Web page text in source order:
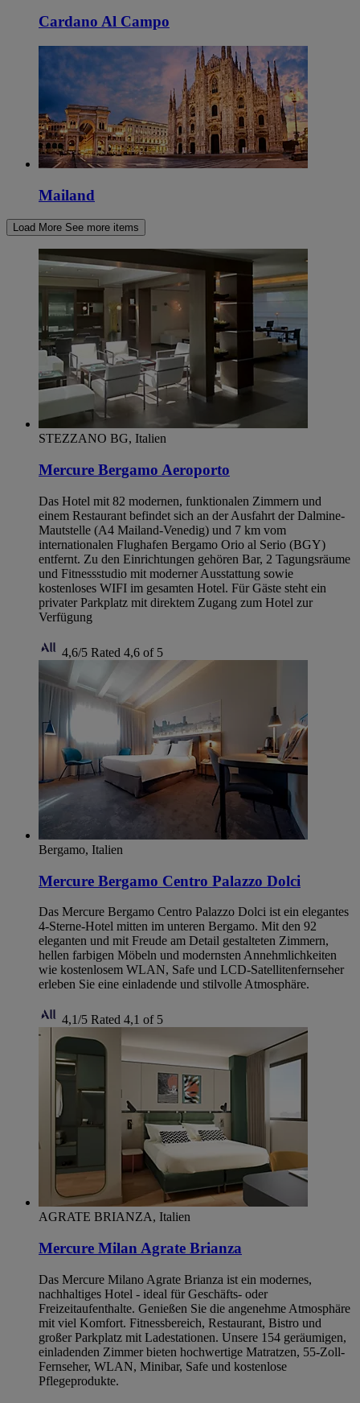
Cardano Al Campo
Mailand
Load More See more items
STEZZANO BG, Italien
Mercure Bergamo Aeroporto
Das Hotel mit 82 modernen, funktionalen Zimmern und
einem Restaurant befindet sich an der Ausfahrt der Dalmine-
Mautstelle (A4 Mailand-Venedig) und 7 km vom
internationalen Flughafen Bergamo Orio al Serio (BGY)
entfernt. Zu den Einrichtungen gehören Bar, 2 Tagungsräume
und Fitnessstudio mit moderner Ausstattung sowie
kostenloses WIFI im gesamten Hotel. Für Gäste steht ein
privater Parkplatz mit direktem Zugang zum Hotel zur
Verfügung
4,6/5 Rated 4,6 of 5
Bergamo, Italien
Mercure Bergamo Centro Palazzo Dolci
Das Mercure Bergamo Centro Palazzo Dolci ist ein elegantes
4-Sterne-Hotel mitten im unteren Bergamo. Mit den 92
eleganten und mit Freude am Detail gestalteten Zimmern,
hellen farbigen Möbeln und modernsten Annehmlichkeiten
wie kostenlosem WLAN, Safe und LCD-Satellitenfernseher
erleben Sie eine einladende und stilvolle Atmosphäre.
4,1/5 Rated 4,1 of 5
AGRATE BRIANZA, Italien
Mercure Milan Agrate Brianza
Das Mercure Milano Agrate Brianza ist ein modernes,
nachhaltiges Hotel - ideal für Geschäfts- oder
Freizeitaufenthalte. Genießen Sie die angenehme Atmosphäre
mit viel Komfort. Fitnessbereich, Restaurant, Bistro und
großer Parkplatz mit Ladestationen. Unsere 154 geräumigen,
einladenden Zimmer bieten hochwertige Matratzen, 55-Zoll-
Fernseher, WLAN, Minibar, Safe und kostenlose
Pflegeprodukte.